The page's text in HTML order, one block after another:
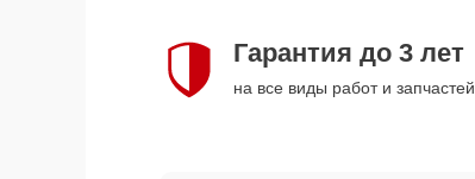
Гарантия до 3 лет
на все виды работ и запчастей